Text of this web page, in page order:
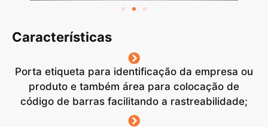
Características
Porta etiqueta para identificação da empresa ou
produto e também área para colocação de
código de barras facilitando a rastreabilidade;